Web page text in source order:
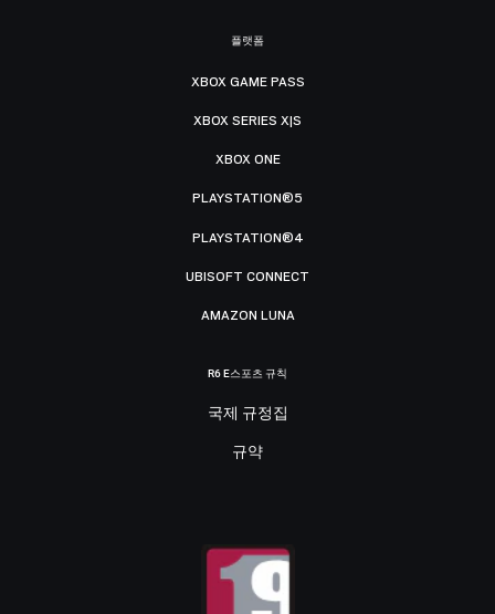
플랫폼
XBOX GAME PASS
XBOX SERIES X|S
XBOX ONE
PLAYSTATION®5
PLAYSTATION®4
UBISOFT CONNECT
AMAZON LUNA
R6 E스포츠 규칙
국제 규정집
규약